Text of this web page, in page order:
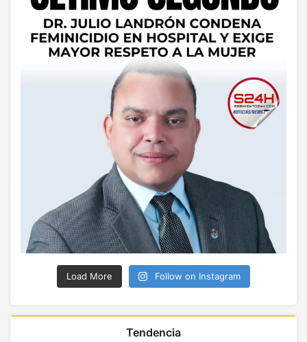
Load More Follow on Instagram
Tendencia